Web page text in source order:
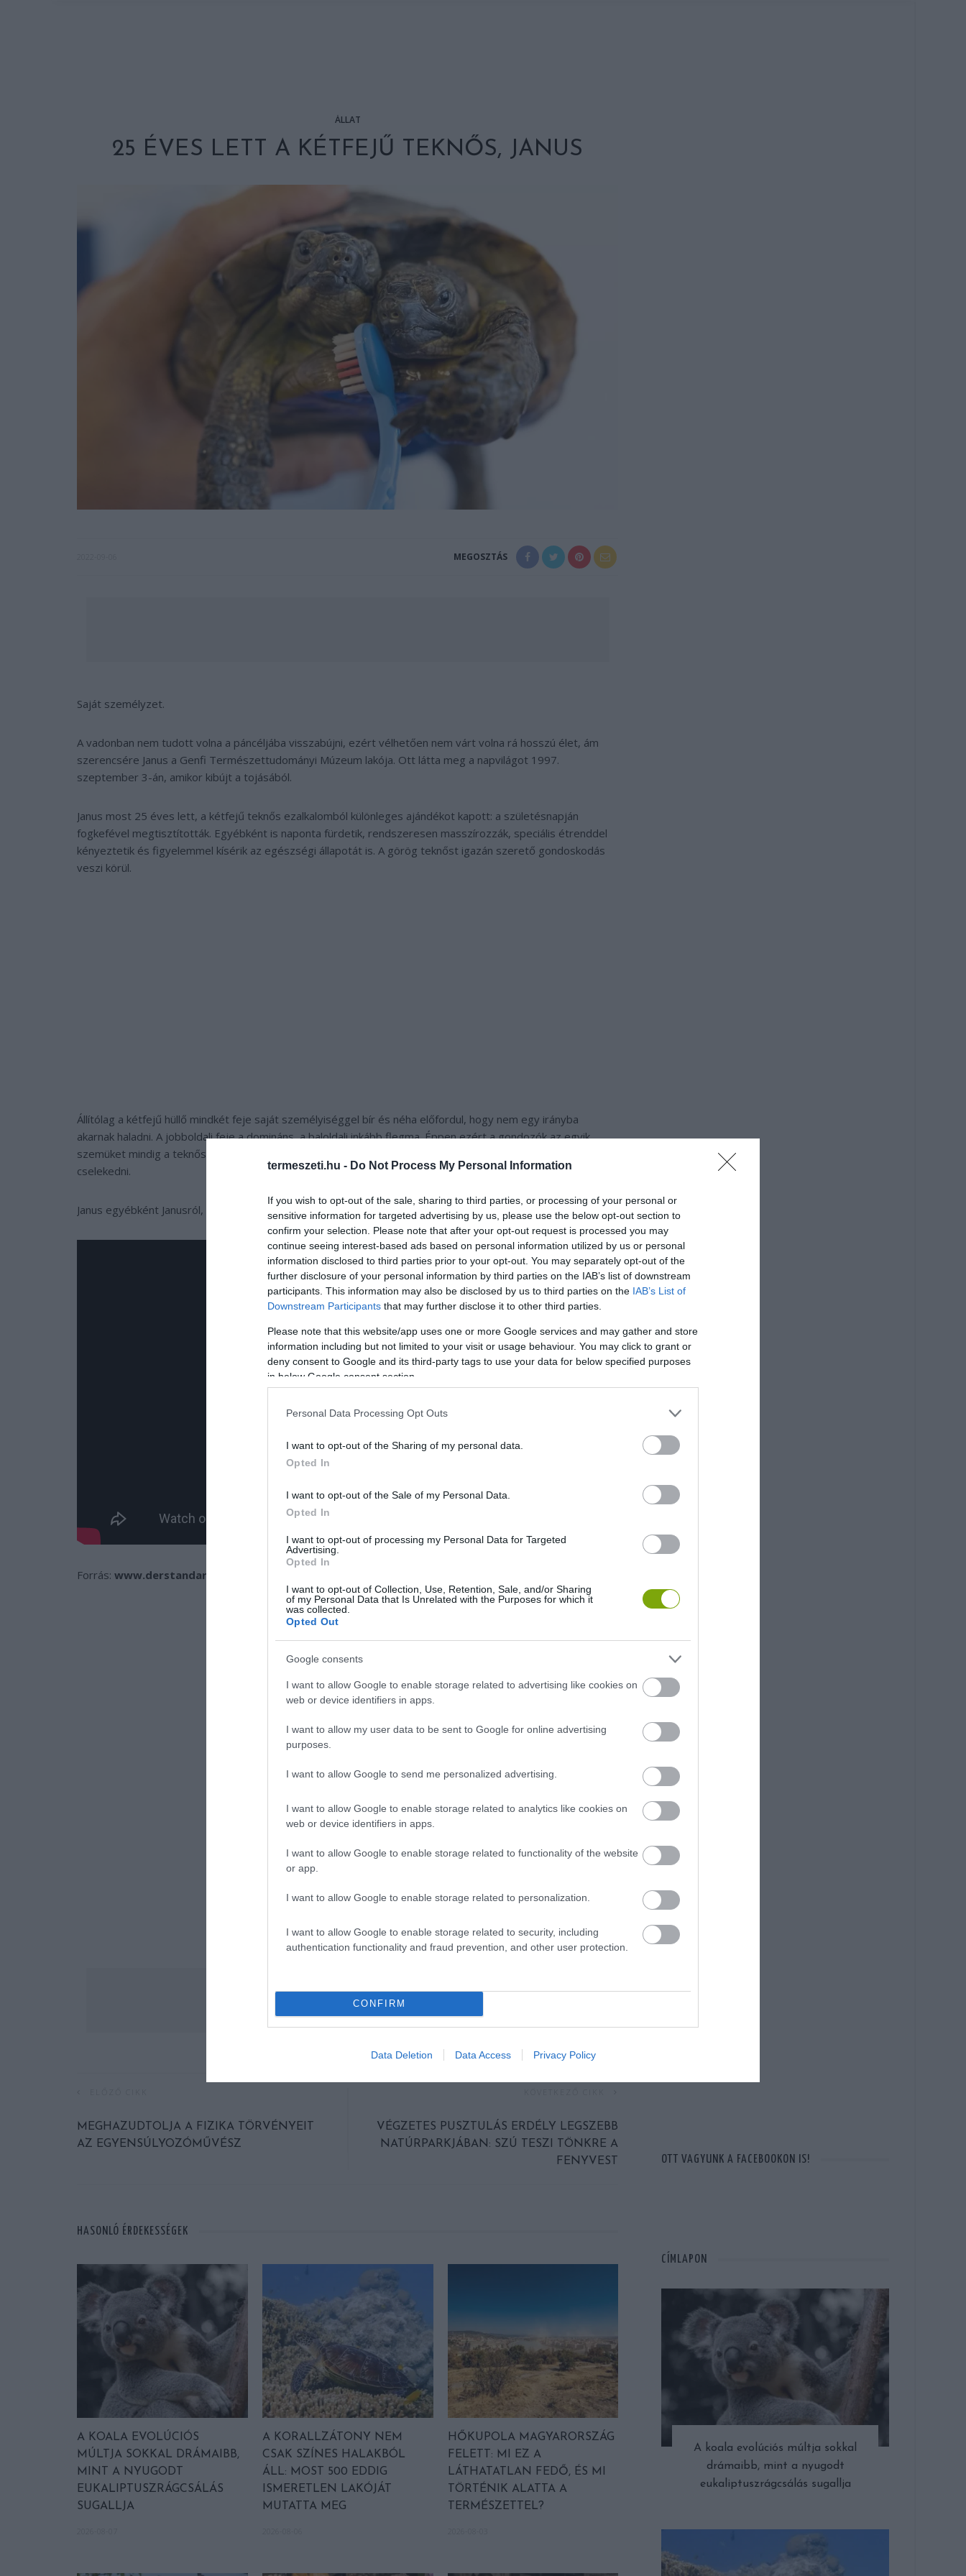
termeszeti.hu - Do Not Process My Personal Information
If you wish to opt-out of the sale, sharing to third parties, or processing of your personal or
sensitive information for targeted advertising by us, please use the below opt-out section to
confirm your selection. Please note that after your opt-out request is processed you may
continue seeing interest-based ads based on personal information utilized by us or personal
information disclosed to third parties prior to your opt-out. You may separately opt-out of the
further disclosure of your personal information by third parties on the IAB’s list of downstream
participants. This information may also be disclosed by us to third parties on the IAB’s List of
Downstream Participants that may further disclose it to other third parties.
Please note that this website/app uses one or more Google services and may gather and store
information including but not limited to your visit or usage behaviour. You may click to grant or
deny consent to Google and its third-party tags to use your data for below specified purposes
in below Google consent section.
Personal Data Processing Opt Outs
I want to opt-out of the Sharing of my personal data.
Opted In
I want to opt-out of the Sale of my Personal Data.
Opted In
I want to opt-out of processing my Personal Data for Targeted
Advertising.
Opted In
I want to opt-out of Collection, Use, Retention, Sale, and/or Sharing
of my Personal Data that Is Unrelated with the Purposes for which it
was collected.
Opted Out
Google consents
I want to allow Google to enable storage related to advertising like cookies on
web or device identifiers in apps.
I want to allow my user data to be sent to Google for online advertising
purposes.
I want to allow Google to send me personalized advertising.
I want to allow Google to enable storage related to analytics like cookies on
web or device identifiers in apps.
I want to allow Google to enable storage related to functionality of the website
or app.
I want to allow Google to enable storage related to personalization.
I want to allow Google to enable storage related to security, including
authentication functionality and fraud prevention, and other user protection.
CONFIRM
Data Deletion Data Access Privacy Policy
ÁLLAT
25 ÉVES LETT A KÉTFEJŰ TEKNŐS, JANUS
MEGOSZTÁS
Saját személyzet.
A vadonban nem tudott volna a páncéljába visszabújni, ezért vélhetően nem várt volna rá hosszú élet, ám
szerencsére Janus a Genfi Természettudományi Múzeum lakója. Ott látta meg a napvilágot 1997.
szeptember 3-án, amikor kibújt a tojásából.
Janus most 25 éves lett, a kétfejű teknős ezalkalomból különleges ajándékot kapott: a születésnapján
fogkefével megtisztították. Egyébként is naponta fürdetik, rendszeresen masszírozzák, speciális étrenddel
kényeztetik és figyelemmel kísérik az egészségi állapotát is. A görög teknőst igazán szerető gondoskodás
veszi körül.
Állítólag a kétfejű hüllő mindkét feje saját személyiséggel bír és néha előfordul, hogy nem egy irányba
akarnak haladni. A jobboldali feje a domináns, a baloldali inkább flegma. Éppen ezért a gondozók az egyik
szemüket mindig a teknősön tartják és ha szükséges, a hátáról visszafordítják, mert az állat nem tud rögtön
cselekedni.
Janus egyébként Janusról, a kétfejű római istenről kapta a nevét.
Forrás: www.derstandard.at
MEGHAZUDTOLJA A FIZIKA TÖRVÉNYEIT
AZ EGYENSÚLYOZÓMŰVÉSZ
VÉGZETES PUSZTULÁS ERDÉLY LEGSZEBB
NATÚRPARKJÁBAN: SZÚ TESZI TÖNKRE A
FENYVEST
HASONLÓ ÉRDEKESSÉGEK
A KOALA EVOLÚCIÓS
MÚLTJA SOKKAL DRÁMAIBB,
MINT A NYUGODT
EUKALIPTUSZRÁGCSÁLÁS
SUGALLJA
A KORALLZÁTONY NEM
CSAK SZÍNES HALAKBÓL
ÁLL: MOST 500 EDDIG
ISMERETLEN LAKÓJÁT
MUTATTA MEG
HŐKUPOLA MAGYARORSZÁG
FELETT: MI EZ A
LÁTHATATLAN FEDŐ, ÉS MI
TÖRTÉNIK ALATTA A
TERMÉSZETTEL?
OTT VAGYUNK A FACEBOOKON IS!
CÍMLAPON
A koala evolúciós múltja sokkal
drámaibb, mint a nyugodt
eukaliptuszrágcsálás sugallja